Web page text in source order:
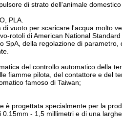
di strato dell'animale domestico
PLA.
vuoto per scaricare l'acqua molto
rotoli di American National Standard
SpA, della regolazione di
del controllo automatico della
fiamme pilota, del contattore e del
famoso di Taiwan;
è progettata specialmente per la
- 1,5 millimetri e di una